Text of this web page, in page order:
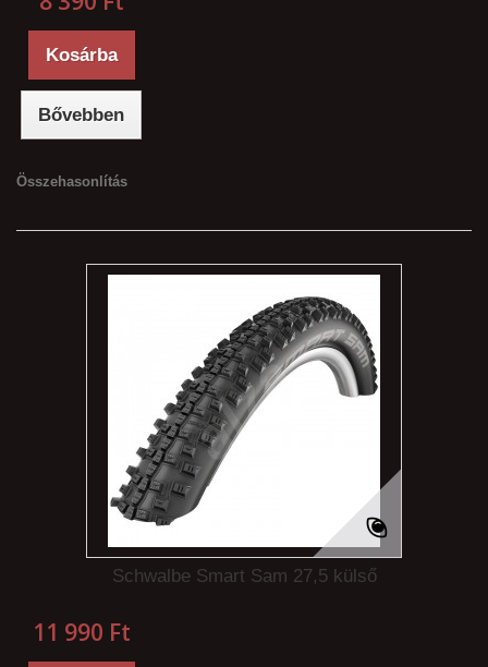
Kosárba
Bővebben
Összehasonlítás
Schwalbe Smart Sam 27,5 külső
11 990 Ft‎